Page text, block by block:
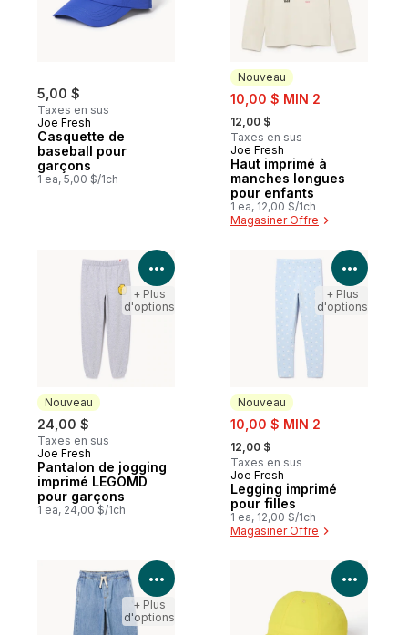
5,00 $
Taxes en sus
Joe Fresh
Casquette de
baseball pour
garçons
1 ea, 5,00 $/1ch
Nouveau
sale:
10,00 $ MIN 2
, formerly:
12,00 $
Taxes en sus
Nouveau
Joe Fresh
Haut imprimé à
manches longues
pour enfants
1 ea, 12,00 $/1ch
Magasiner Offre
Nouveau
24,00 $
Taxes en sus
Nouveau
Joe Fresh
Pantalon de jogging
imprimé LEGOMD
pour garçons
1 ea, 24,00 $/1ch
Voir les détails du produit
+ Plus
d'options
Nouveau
sale:
10,00 $ MIN 2
, formerly:
12,00 $
Taxes en sus
Nouveau
Joe Fresh
Legging imprimé
pour filles
1 ea, 12,00 $/1ch
Magasiner Offre
Voir
+ Plus
d'options
Voir les détails du produit
+ Plus
d'options
Voir